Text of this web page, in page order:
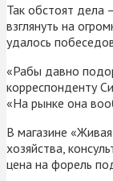
Так обстоят дела
взглянуть на
удалось
«Рабы давно
корреспонденту
«На рынке она
В магазине
хозяйства,
цена на форель